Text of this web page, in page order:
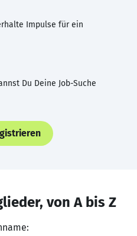
Impulse für ein
Du Deine Job-Suche
von A bis Z